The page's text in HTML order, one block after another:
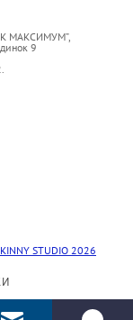
МАКСИМУМ”,
9
STUDIO 2026